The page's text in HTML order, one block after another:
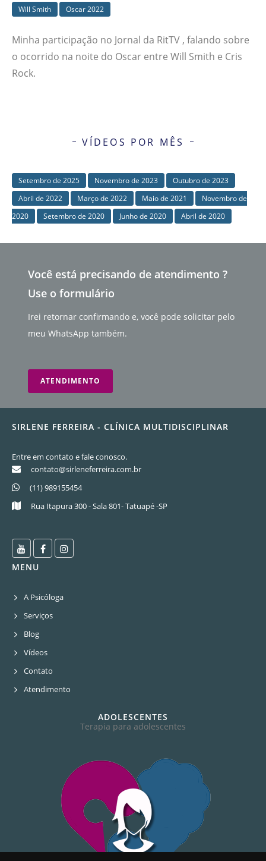
Will Smith
Oscar 2022
Minha participação no Jornal da RitTV , falando sobre
o ocorrido na noite do Oscar entre Will Smith e Cris
Rock.
VÍDEOS POR MÊS
Setembro de 2025 Novembro de 2023
Outubro de 2023
Abril de 2022
Março de 2022 Maio de 2021
Novembro de
2020
Setembro de 2020 Junho de 2020 Abril de 2020
Você está precisando de atendimento ?
Use o formulário
Irei retornar confirmando e, você pode solicitar pelo
meu WhatsApp também.
ATENDIMENTO
SIRLENE FERREIRA - CLÍNICA MULTIDISCIPLINAR
Entre em contato e fale conosco.
contato@sirleneferreira.com.br
(11) 989155454
Rua Itapura 300 - Sala 801- Tatuapé -SP
MENU
A Psicóloga
Serviços
Blog
Vídeos
Contato
Atendimento
ADOLESCENTES
Terapia para adolescentes